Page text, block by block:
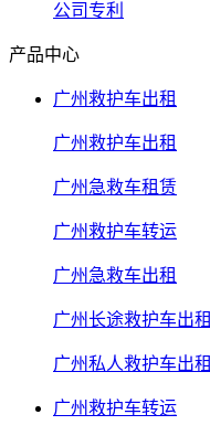
公司专利
产品中心
广州救护车出租
广州救护车出租
广州急救车租赁
广州救护车转运
广州急救车出租
广州长途救护车出租
广州私人救护车出租
广州救护车转运